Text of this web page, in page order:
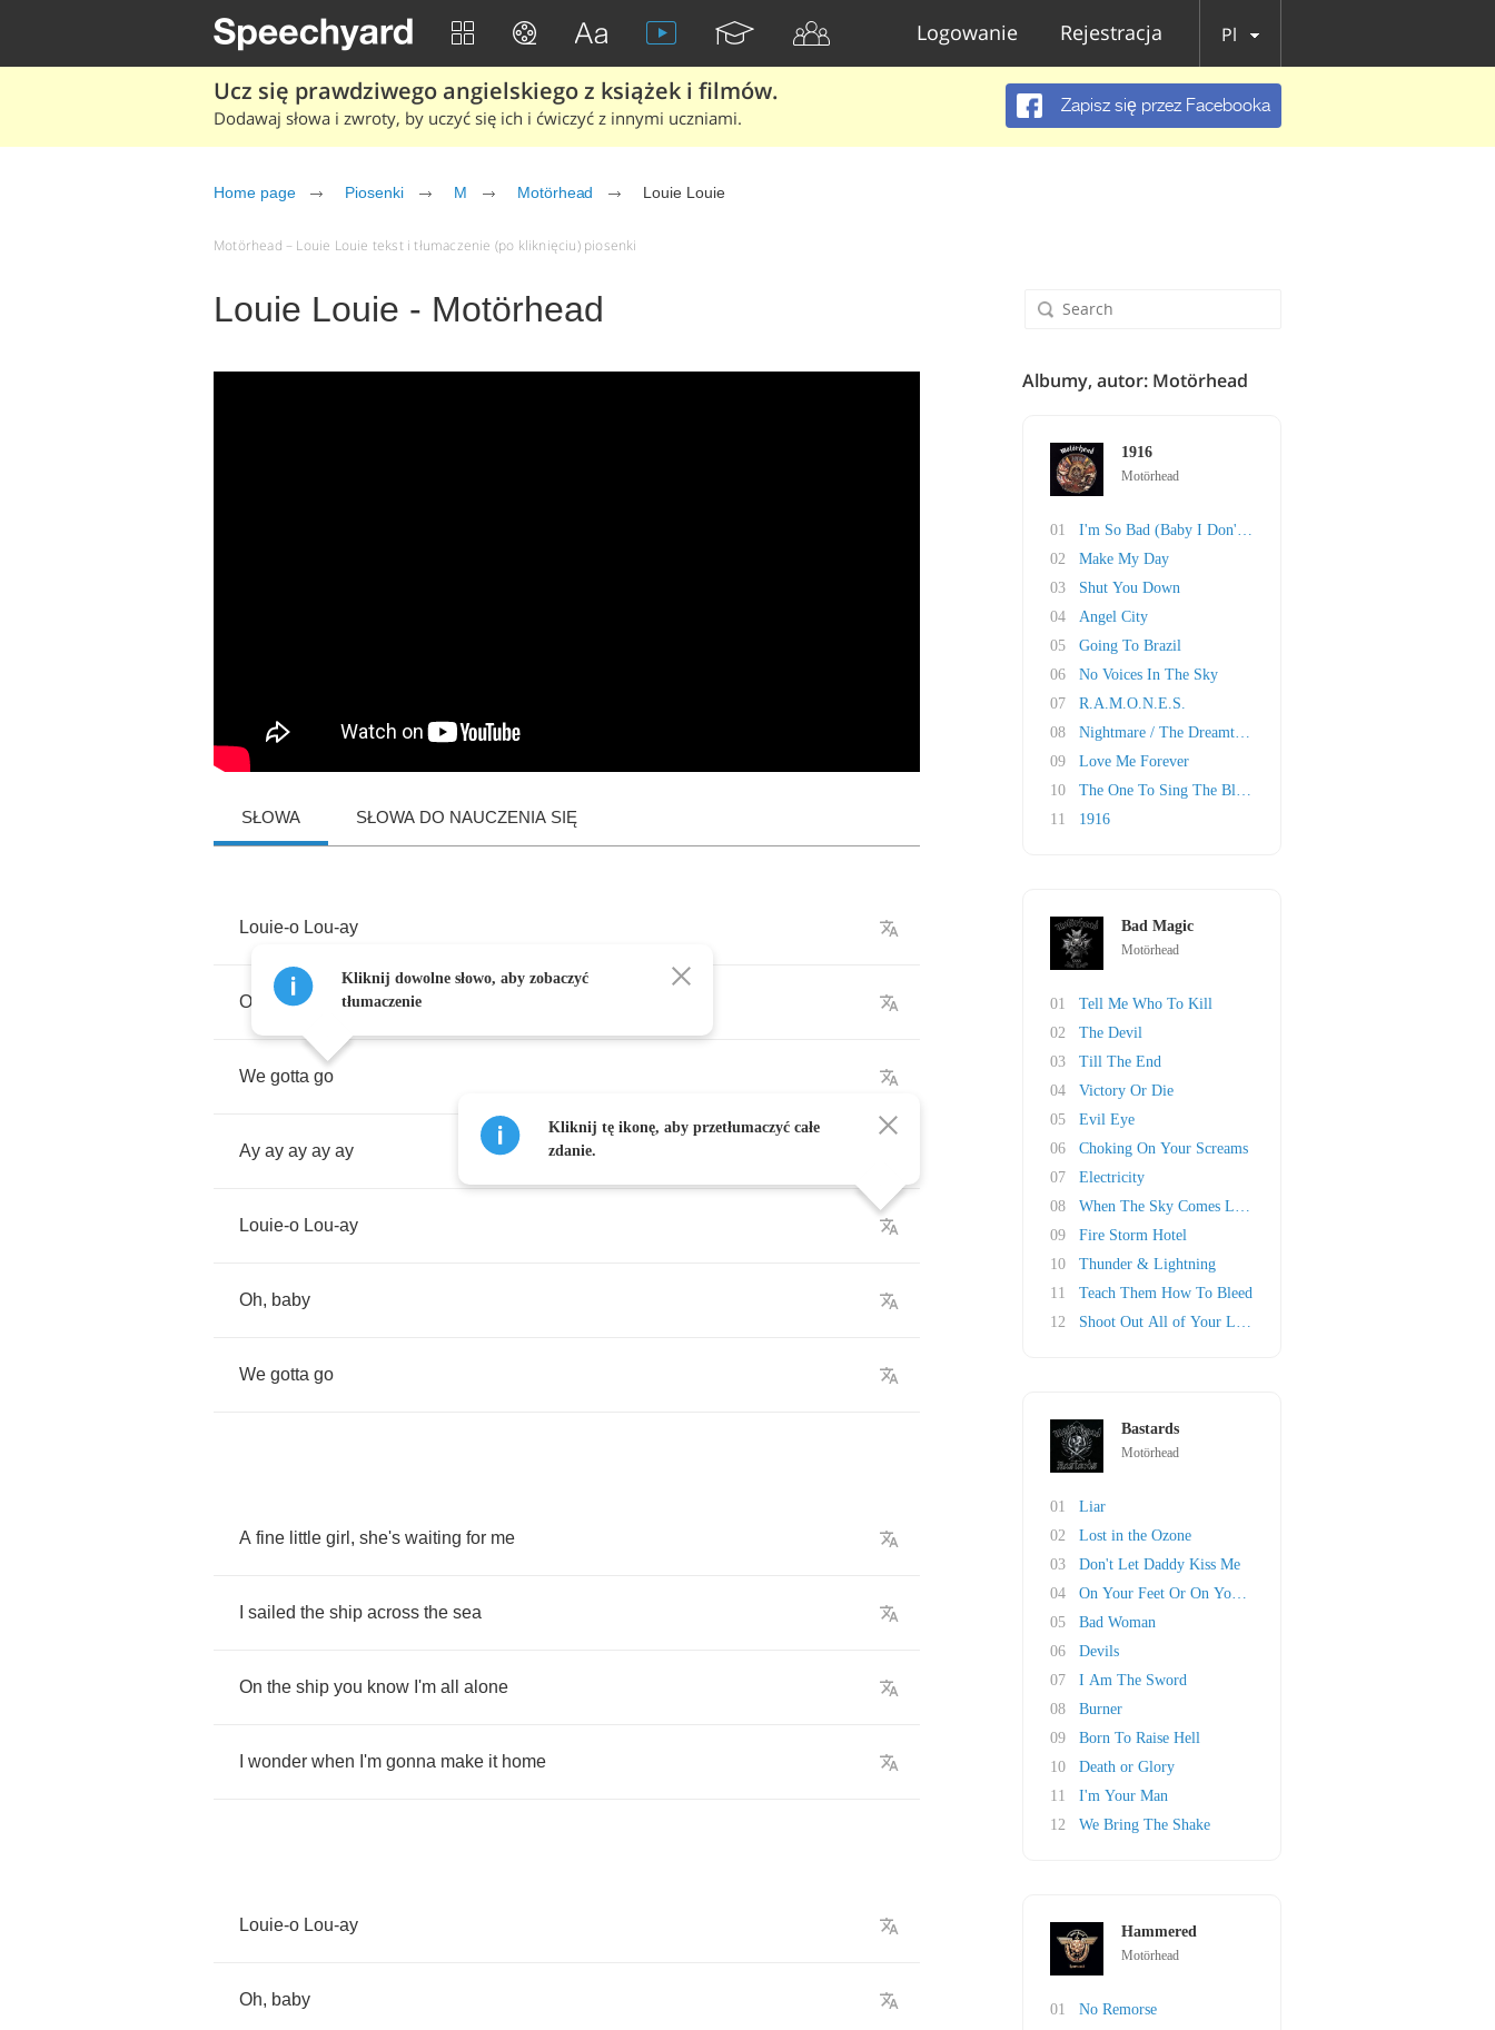
Logowanie Rejestracja Pl
Ucz się prawdziwego angielskiego z książek i filmów.
Dodawaj słowa i zwroty, by uczyć się ich i ćwiczyć z innymi uczniami.
Zapisz się przez Facebooka
Home page Piosenki M Motörhead Louie Louie
Motörhead – Louie Louie tekst i tłumaczenie (po kliknięciu) piosenki
Louie Louie - Motörhead
SŁOWA SŁOWA DO NAUCZENIA SIĘ
Louie-o Lou-ay
Oh baby
We gotta go
Ay ay ay ay ay
Louie-o Lou-ay
Oh, baby
We gotta go
A fine little girl , she's waiting for me
sailed the ship across the sea
On the ship you know I'm all alone
wonder when I'm gonna make it home
Louie-o Lou-ay
Oh, baby
Kliknij dowolne słowo, aby zobaczyć
tłumaczenie
Kliknij tę ikonę, aby przetłumaczyć całe
zdanie.
Albumy, autor: Motörhead
1916
Motörhead
01
I'm So Bad (Baby I Don't Care)
02
Make My Day
03
Shut You Down
04
Angel City
05
Going To Brazil
06
No Voices In The Sky
07
R.A.M.O.N.E.S.
08
Nightmare / The Dreamtime
09
Love Me Forever
10
The One To Sing The Blues
11
1916
Bad Magic
Motörhead
01
Tell Me Who To Kill
02
The Devil
03
Till The End
04
Victory Or Die
05
Evil Eye
06
Choking On Your Screams
07
Electricity
08
When The Sky Comes Looking For You
09
Fire Storm Hotel
10
Thunder & Lightning
11
Teach Them How To Bleed
12
Shoot Out All of Your Lights
Bastards
Motörhead
01
Liar
02
Lost in the Ozone
03
Don't Let Daddy Kiss Me
04
On Your Feet Or On Your Knees
05
Bad Woman
06
Devils
07
I Am The Sword
08
Burner
09
Born To Raise Hell
10
Death or Glory
11
I'm Your Man
12
We Bring The Shake
Hammered
Motörhead
01
No Remorse